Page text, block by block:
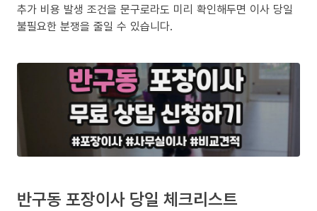
추가 비용 발생 조건을 문구로라도 미리 확인해두면 이사 당일
불필요한 분쟁을 줄일 수 있습니다.
반구동 포장이사 당일 체크리스트